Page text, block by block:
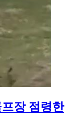
장 점령한